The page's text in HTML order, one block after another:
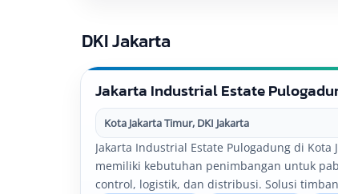
DKI Jakarta
Jakarta Industrial Estate
Kota Jakarta Timur, DKI Jakarta
Jakarta Industrial Estate Pulogadung di Kota
memiliki kebutuhan penimbangan untuk
control, logistik, dan distribusi. Solusi